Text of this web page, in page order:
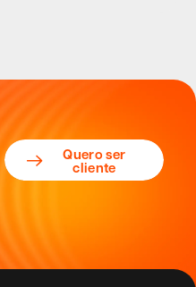
Quero ser
cliente